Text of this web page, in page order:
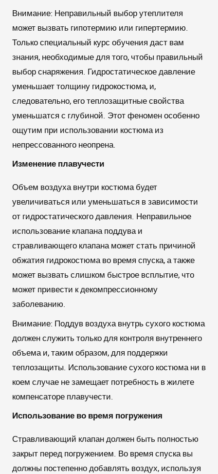
Внимание: Неправильный выбор утеплителя
может вызвать гипотермию или гипертермию.
Только специальный курс обучения даст вам
знания, необходимые для того, чтобы правильный
выбор снаряжения. Гидростатическое давление
уменьшает толщину гидрокостюма, и,
следовательно, его теплозащитные свойства
уменьшатся с глубиной. Этот феномен особенно
ощутим при использовании костюма из
непрессованного неопрена.
Изменение плавучести
Объем воздуха внутри костюма будет
увеличиваться или уменьшаться в зависимости
от гидростатического давления. Неправильное
использование клапана поддува и
стравливающего клапана может стать причиной
обжатия гидрокостюма во время спуска, а также
может вызвать слишком быстрое всплытие, что
может привести к декомпрессионному
заболеванию.
Внимание: Поддув воздуха внутрь сухого костюма
должен служить только для контроля внутреннего
объема и, таким образом, для поддержки
теплозащиты. Использование сухого костюма ни в
коем случае не замещает потребность в жилете
компенсаторе плавучести.
Использование во время погружения
Стравливающий клапан должен быть полностью
закрыт перед погружением. Во время спуска вы
должны постепенно добавлять воздух, используя